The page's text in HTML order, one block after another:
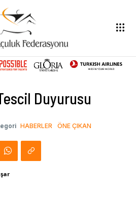
Duyurusu
HABERLER ÖNE ÇIKAN